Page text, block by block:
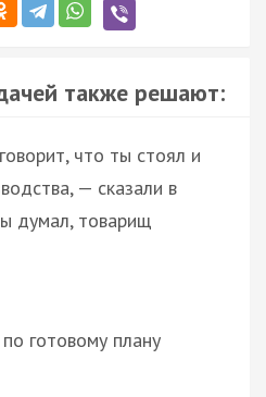
также решают:
что ты стоял и
— сказали в
думал, товарищ
готовому плану